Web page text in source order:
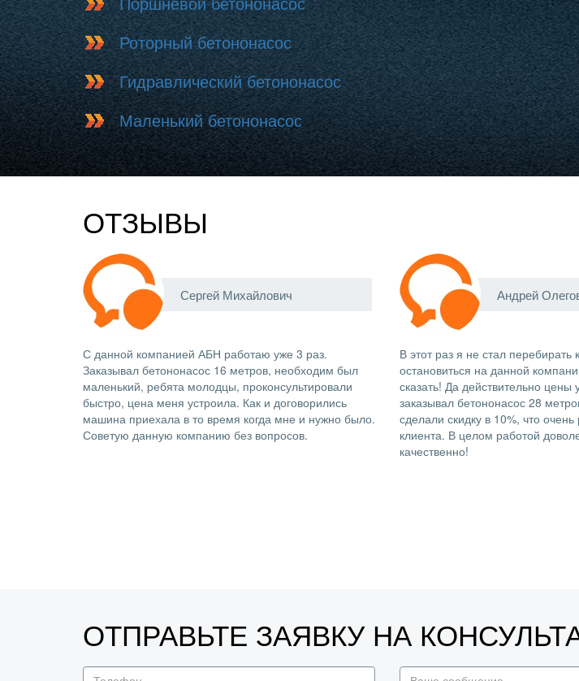
Роторный бетононасос
Гидравлический бетононасос
Маленький бетононасос
ОТЗЫВЫ
Сергей Михайлович
С данной компанией АБН работаю уже 3 раз.
Заказывал бетононасос 16 метров, необходим был
маленький, ребята молодцы, проконсультировали
быстро, цена меня устроила. Как и договорились
машина приехала в то время когда мне и нужно было.
Советую данную компанию без вопросов.
Андрей
В этот раз я не стал перебирать
остановиться на данной
сказать! Да действительно цены
заказывал бетононасос 28
сделали скидку в 10%, что
клиента. В целом работой
качественно!
ОТПРАВЬТЕ ЗАЯВКУ НА